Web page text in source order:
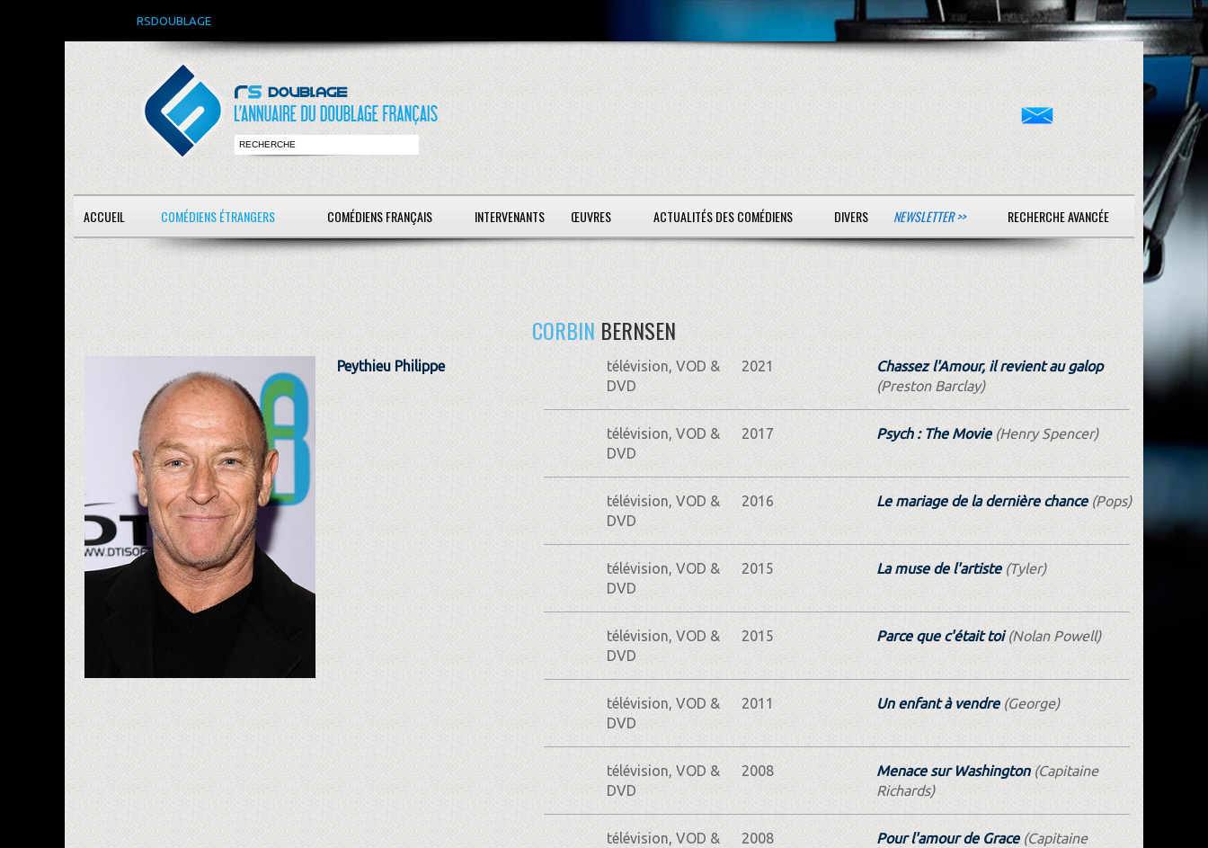
RSDOUBLAGE
ACCUEIL COMÉDIENS ÉTRANGERS COMÉDIENS FRANÇAIS INTERVENANTS ŒUVRES ACTUALITÉS DES COMÉDIENS DIVERS NEWSLETTER >> RECHERCHE AVANCÉE
CORBINBERNSEN
Peythieu Philippe
télévision, VOD &
DVD
2021
Chassez l'Amour, il revient au galop
(Preston Barclay)
télévision, VOD &
DVD
2017 Psych : The Movie(Henry Spencer)
télévision, VOD &
DVD
2016 Le mariage de la dernière chance(Pops)
télévision, VOD &
DVD
2015 La muse de l'artiste(Tyler)
télévision, VOD &
DVD
2015 Parce que c'était toi(Nolan Powell)
télévision, VOD &
DVD
2011 Un enfant à vendre(George)
télévision, VOD &
DVD
2008 Menace sur Washington(Capitaine
Richards)
télévision, VOD &
2008 Pour l'amour de Grace(Capitaine